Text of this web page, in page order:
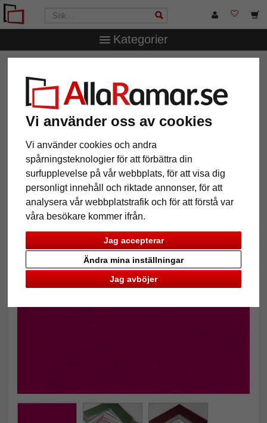
Vi använder oss av cookies
Vi använder cookies och andra
spårningsteknologier för att förbättra din
surfupplevelse på vår webbplats, för att visa dig
personligt innehåll och riktade annonser, för att
analysera vår webbplatstrafik och för att förstå var
våra besökare kommer ifrån.
Jag accepterar
Jag avböjer
Ändra mina inställningar
Kategorier
mm WhiteCore passepartout måttbeställd
1,6 mm WhiteCore passepartout
måttbeställd
Pictures